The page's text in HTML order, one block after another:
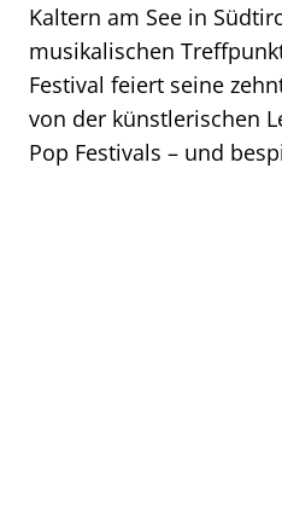
Kaltern am See in
musikalischen
Festival feiert seine
von der künstlerischen
Pop Festivals – und